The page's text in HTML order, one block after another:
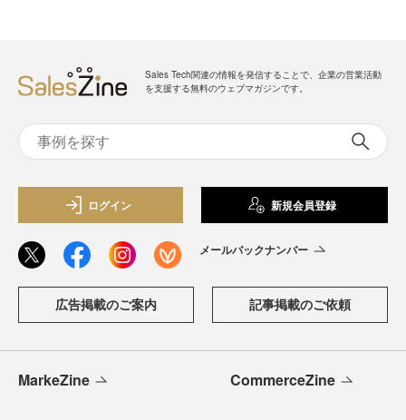
Sales Tech関連の情報を発信することで、企業の営業活動
を支援する無料のウェブマガジンです。
ログイン 新規会員登録
メールバックナンバー
広告掲載のご案内 記事掲載のご依頼
MarkeZine CommerceZine